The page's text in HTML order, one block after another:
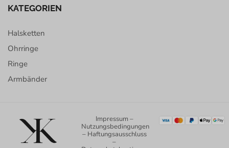
KATEGORIEN
Halsketten
Ohrringe
Ringe
Armbänder
Impressum –
Nutzungsbedingungen
– Haftungsausschluss
–